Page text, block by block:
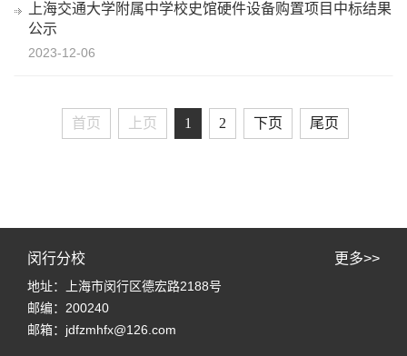
上海交通大学附属中学校史馆硬件设备购置项目中标结果
公示
2023-12-06
首页 上页 1 2 下页 尾页
闵行分校 更多>>
地址：上海市闵行区德宏路2188号
邮编：200240
邮箱：jdfzmhfx@126.com